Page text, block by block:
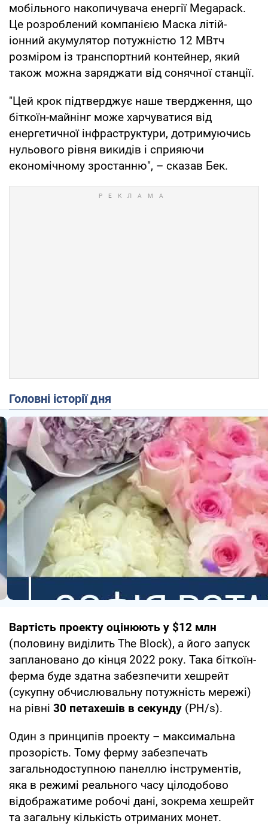
мобільного накопичувача енергії Megapack.
Це розроблений компанією Маска літій-
іонний акумулятор потужністю 12 МВтч
розміром із транспортний контейнер, який
також можна заряджати від сонячної станції.
"Цей крок підтверджує наше твердження, що
біткоїн-майнінг може харчуватися від
енергетичної інфраструктури, дотримуючись
нульового рівня викидів і сприяючи
економічному зростанню", – сказав Бек.
Головні історії дня
Вартість проекту оцінюють у $12 млн
(половину виділить The Block), а його запуск
заплановано до кінця 2022 року. Така біткоїн-
ферма буде здатна забезпечити хешрейт
(сукупну обчислювальну потужність мережі)
на рівні 30 петахешів в секунду (PH/s).
Один з принципів проекту – максимальна
прозорість. Тому ферму забезпечать
загальнодоступною панеллю інструментів,
яка в режимі реального часу цілодобово
відображатиме робочі дані, зокрема хешрейт
та загальну кількість отриманих монет.